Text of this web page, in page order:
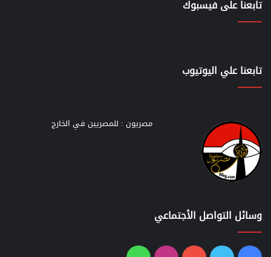
تابعنا على فيسبوك
تابعنا علي اليوتيوب
مصريون : للمصريين في الخارج
وسائل التواصل الأجتماعي